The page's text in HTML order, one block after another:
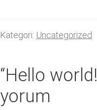
Kategori: Uncategorized
“Hello world!
yorum